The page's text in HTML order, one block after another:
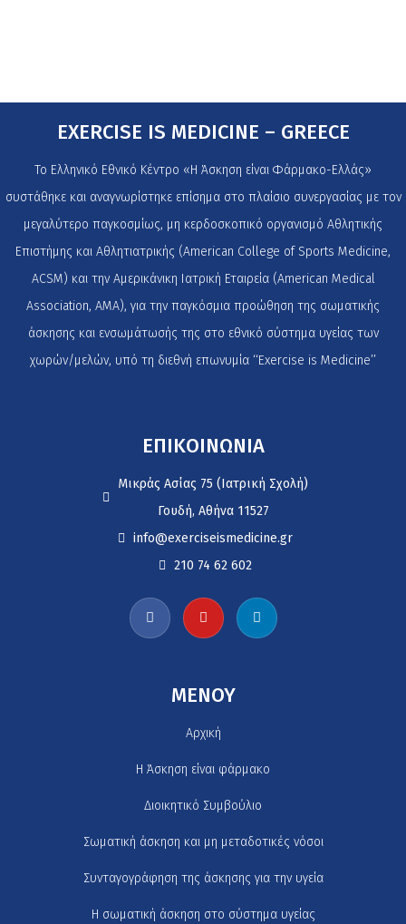
EXERCISE IS MEDICINE – GREECE
Το Ελληνικό Εθνικό Κέντρο «Η Άσκηση είναι Φάρμακο-Ελλάς»
συστάθηκε και αναγνωρίστηκε επίσημα στο πλαίσιο συνεργασίας με τον
μεγαλύτερο παγκοσμίως, μη κερδοσκοπικό οργανισμό Αθλητικής
Επιστήμης και Αθλητιατρικής (American College of Sports Medicine,
ACSM) και την Αμερικάνικη Ιατρική Εταιρεία (American Medical
Association, AMA), για την παγκόσμια προώθηση της σωματικής
άσκησης και ενσωμάτωσής της στο εθνικό σύστημα υγείας των
χωρών/μελών, υπό τη διεθνή επωνυμία ‘‘Exercise is Medicine’’
ΕΠΙΚΟΙΝΩΝΙΑ
Μικράς Ασίας 75 (Ιατρική Σχολή)
Γουδή, Αθήνα 11527
info@exerciseismedicine.gr
210 74 62 602
MENOY
Αρχική
H Άσκηση είναι φάρμακο
Διοικητικό Συμβούλιο
Σωματική άσκηση και μη μεταδοτικές νόσοι
Συνταγογράφηση της άσκησης για την υγεία
Η σωματική άσκηση στο σύστημα υγείας